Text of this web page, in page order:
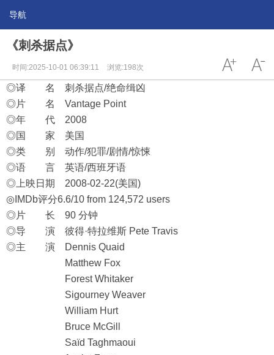
导航
《刺杀据点》
时间:2025-10-01 06:39:11 浏览:198次
◎译 名 刺杀据点/绝命缉凶
◎片 名 Vantage Point
◎年 代 2008
◎国 家 美国
◎类 别 动作/犯罪/剧情/惊悚
◎语 言 英语/西班牙语
◎上映日期 2008-02-22(美国)
◎IMDb评分6.6/10 from 124,572 users
◎片 长 90 分钟
◎导 演 彼得·特拉维斯 Pete Travis
◎主 演 Dennis Quaid
Matthew Fox
Forest Whitaker
Sigourney Weaver
William Hurt
Bruce McGill
Saïd Taghmaoui